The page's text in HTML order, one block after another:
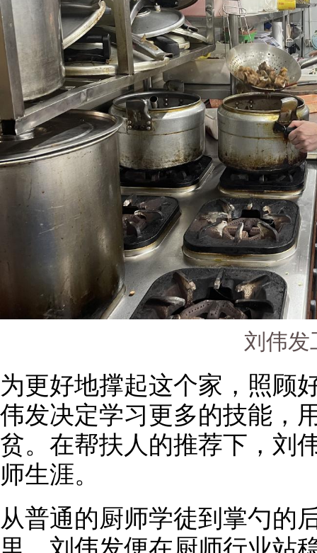
刘伟发
为更好地撑起这个家，照顾
伟发决定学习更多的技能，
贫。在帮扶人的推荐下，刘
师生涯。
从普通的厨师学徒到掌勺的